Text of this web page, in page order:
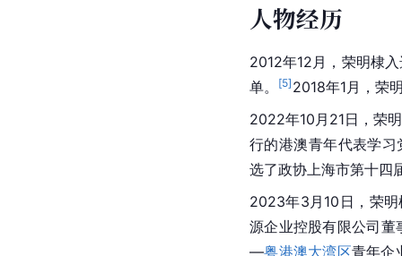
人物经历
2012年12月，荣明棣
单。
[5] 2018年1月，荣
2022年10月21日，荣
行的港澳青年代表学
选了政协上海市第十四
2023年3月10日，荣
源企业控股有限公司董
—粤港澳大湾区青年企